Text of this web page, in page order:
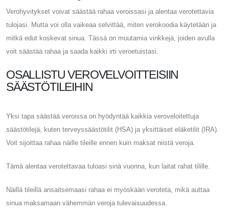
Verohyvitykset voivat säästää rahaa veroissasi ja alentaa verotettavia
tulojasi. Mutta voi olla vaikeaa selvittää, miten verokoodia käytetään ja
mitkä edut koskevat sinua. Tässä on muutamia vinkkejä, joiden avulla
voit säästää rahaa ja saada kaikki irti veroetuistasi.
OSALLISTU VEROVELVOITTEISIIN
SÄÄSTÖTILEIHIN
Yksi tapa säästää veroissa on hyödyntää kaikkia veroveloitettuja
säästötilejä, kuten terveyssäästötilit (HSA) ja yksittäiset eläketilit (IRA).
Voit sijoittaa rahaa näille tileille ennen kuin maksat niistä veroja.
Tämä alentaa verotettavaa tuloasi sinä vuonna, kun laitat rahat tilille.
Näillä tileillä ansaitsemaasi rahaa ei myöskään veroteta, mikä auttaa
sinua maksamaan vähemmän veroja tulevaisuudessa.